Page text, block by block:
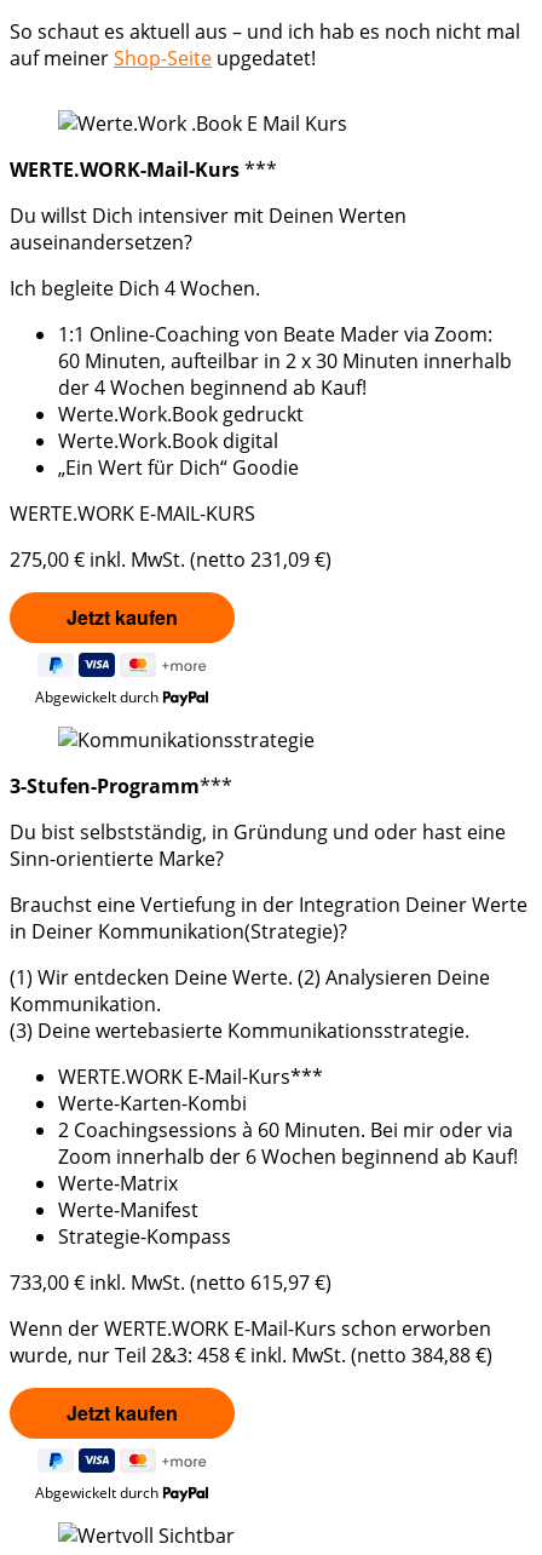
So schaut es aktuell aus – und ich hab es noch nicht mal
auf meinerShop-Seite upgedatet!
WERTE.WORK-Mail-Kurs***
Du willst Dich intensiver mit Deinen Werten
auseinandersetzen?
Ich begleite Dich 4 Wochen.
1:1 Online-Coaching von Beate Mader via Zoom:
60 Minuten, aufteilbar in 2 x 30 Minuten innerhalb
der 4 Wochen beginnend ab Kauf!
Werte.Work.Book gedruckt
Werte.Work.Book digital
„Ein Wert für Dich“ Goodie
WERTE.WORK E-MAIL-KURS
275,00 € inkl. MwSt. (netto 231,09 €)
Abgewickelt durch
3-Stufen-Programm***
Du bist selbstständig, in Gründung und oder hast eine
Sinn-orientierte Marke?
Brauchst eine Vertiefung in der Integration Deiner Werte
in Deiner Kommunikation(Strategie)?
(1) Wir entdecken Deine Werte. (2) Analysieren Deine
Kommunikation.
(3) Deine wertebasierte Kommunikationsstrategie.
WERTE.WORK E-Mail-Kurs***
Werte-Karten-Kombi
2 Coachingsessions à 60 Minuten. Bei mir oder via
Zoom innerhalb der 6 Wochen beginnend ab Kauf!
Werte-Matrix
Werte-Manifest
Strategie-Kompass
733,00 € inkl. MwSt. (netto 615,97 €)
Wenn der WERTE.WORK E-Mail-Kurs schon erworben
wurde, nur Teil 2&3: 458 € inkl. MwSt. (netto 384,88 €)
Abgewickelt durch